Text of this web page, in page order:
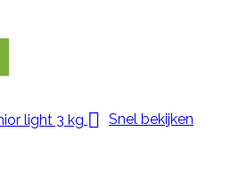
 Snel bekijken